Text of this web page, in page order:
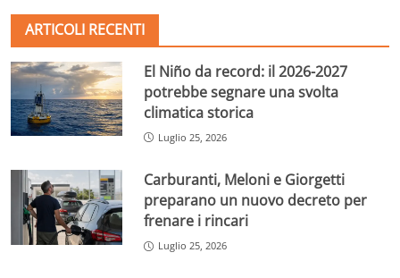
ARTICOLI RECENTI
El Niño da record: il 2026-2027
potrebbe segnare una svolta
climatica storica
Luglio 25, 2026
Carburanti, Meloni e Giorgetti
preparano un nuovo decreto per
frenare i rincari
Luglio 25, 2026